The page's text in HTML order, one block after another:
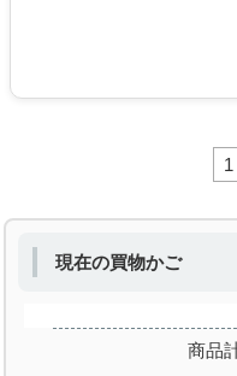
1
現在の買物かご
商品